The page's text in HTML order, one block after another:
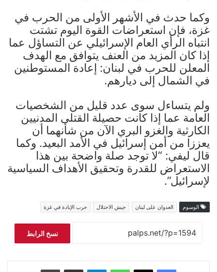
وكما حدث في الأشهر الأولى من الحرب في
غزة، فإن استعراضات القوة اليوم تشتت
انتباه الرأي العام الإسرائيلي عن التساؤل عما
إذا كان المزيد من العنف يتوافق مع الهدف
المعلن للحرب في لبنان: إعادة المستوطنين
في الشمال إلى ديارهم.
ولم يتساءل سوى عدد قليل من الشخصيات
العامة عما إذا كانت حصيلة القتلى المدنيين
الكارثية والغزو البري الآن من شأنهما أن
يعززا من أمن إسرائيل في الأمد البعيد. وكما
قال ليفي: “لا توجد صلة واضحة بين هذا
الاستعراض للقدرة وتحقيق الأهداف السياسية
لإسرائيل”.
الوسوم العدوان على لبنان جيش الاحتلال حرب الإبادة في غزة
نسخ الرابط
فيسبوك ‫X واتساب تيلقرام مشاركة عبر البريد طباعة